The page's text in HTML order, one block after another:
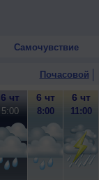
Самочувствие
Почасовой
6 чт
5:00
6 чт
8:00
6 чт
11:00